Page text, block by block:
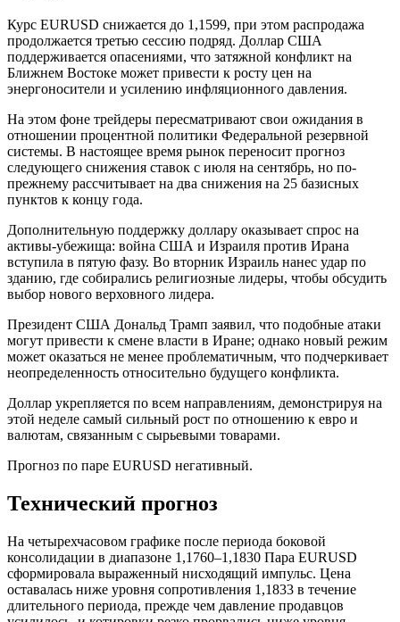
Курс EURUSD снижается до 1,1599, при этом распродажа
продолжается третью сессию подряд. Доллар США
поддерживается опасениями, что затяжной конфликт на
Ближнем Востоке может привести к росту цен на
энергоносители и усилению инфляционного давления.
На этом фоне трейдеры пересматривают свои ожидания в
отношении процентной политики Федеральной резервной
системы. В настоящее время рынок переносит прогноз
следующего снижения ставок с июля на сентябрь, но по-
прежнему рассчитывает на два снижения на 25 базисных
пунктов к концу года.
Дополнительную поддержку доллару оказывает спрос на
активы-убежища: война США и Израиля против Ирана
вступила в пятую фазу. Во вторник Израиль нанес удар по
зданию, где собирались религиозные лидеры, чтобы обсудить
выбор нового верховного лидера.
Президент США Дональд Трамп заявил, что подобные атаки
могут привести к смене власти в Иране; однако новый режим
может оказаться не менее проблематичным, что подчеркивает
неопределенность относительно будущего конфликта.
Доллар укрепляется по всем направлениям, демонстрируя на
этой неделе самый сильный рост по отношению к евро и
валютам, связанным с сырьевыми товарами.
Прогноз по паре EURUSD негативный.
Технический прогноз
На четырехчасовом графике после периода боковой
консолидации в диапазоне 1,1760–1,1830 Пара EURUSD
сформировала выраженный нисходящий импульс. Цена
оставалась ниже уровня сопротивления 1,1833 в течение
длительного периода, прежде чем давление продавцов